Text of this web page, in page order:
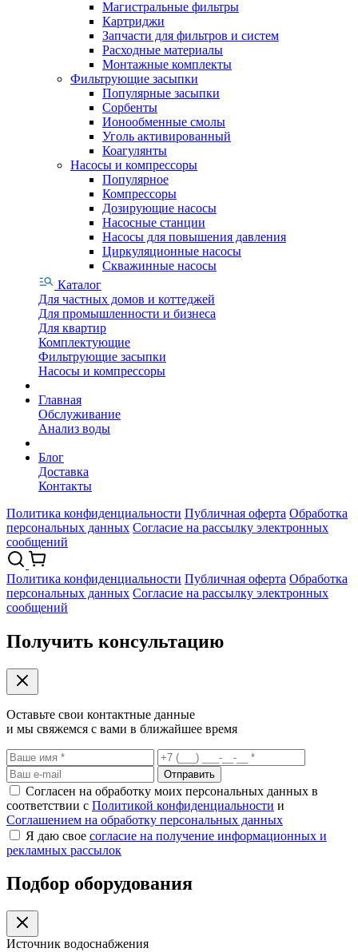
Магистральные фильтры
Картриджи
Запчасти для фильтров и систем
Расходные материалы
Монтажные комплекты
Фильтрующие засыпки
Популярные засыпки
Сорбенты
Ионообменные смолы
Уголь активированный
Коагулянты
Насосы и компрессоры
Популярное
Компрессоры
Дозирующие насосы
Насосные станции
Насосы для повышения давления
Циркуляционные насосы
Скважинные насосы
Каталог
Для частных домов и коттеджей
Для промышленности и бизнеса
Для квартир
Комплектующие
Фильтрующие засыпки
Насосы и компрессоры
Главная
Обслуживание
Анализ воды
Блог
Доставка
Контакты
Политика конфиденциальности Публичная оферта Обработка
персональных данных Согласие на рассылку электронных
сообщений
Политика конфиденциальности Публичная оферта Обработка
персональных данных Согласие на рассылку электронных
сообщений
Получить консультацию
Оставьте свои контактные данные
и мы свяжемся с вами в ближайшее время
Отправить
Согласен на обработку моих персональных данных в
соответствии с Политикой конфиденциальности и
Соглашением на обработку персональных данных
Я даю свое согласие на получение информационных и
рекламных рассылок
Подбор оборудования
Источник водоснабжения